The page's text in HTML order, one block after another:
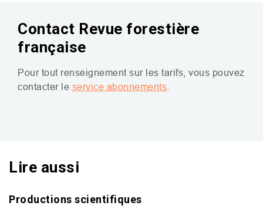
Contact Revue forestière
française
Pour tout renseignement sur les tarifs, vous pouvez
contacter le service abonnements
Lire aussi
Productions scientifiques